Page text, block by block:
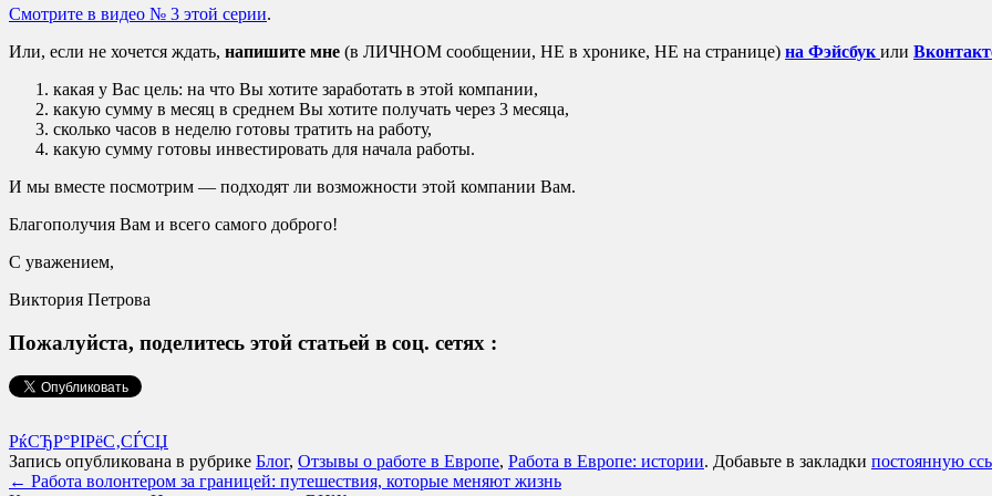
Смотрите в видео № 3 этой серии.
Или, если не хочется ждать, напишите мне (в ЛИЧНОМ сообщении, НЕ в хронике, НЕ на странице) на Фэйсбук или
какая у Вас цель: на что Вы хотите заработать в этой компании,
какую сумму в месяц в среднем Вы хотите получать через 3 месяца,
сколько часов в неделю готовы тратить на работу,
какую сумму готовы инвестировать для начала работы.
И мы вместе посмотрим — подходят ли возможности этой компании Вам.
Благополучия Вам и всего самого доброго!
С уважением,
Виктория Петрова
Пожалуйста, поделитесь этой статьей в соц. сетях :
РќСЂР°РІРёС‚СЃСЏ
Запись опубликована в рубрике Блог, Отзывы о работе в Европе, Работа в Европе: истории. Добавьте в закладки постоянную
← Работа волонтером за границей: путешествия, которые меняют жизнь